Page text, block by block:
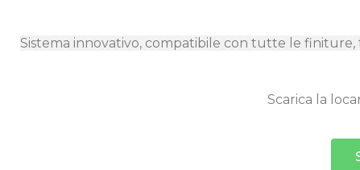
Sistema innovativo, compatibile con tutte le finiture,
Scarica la